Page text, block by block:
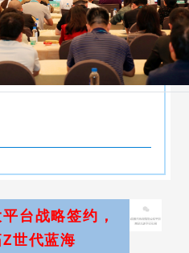
台战略签约，
Z世代蓝海